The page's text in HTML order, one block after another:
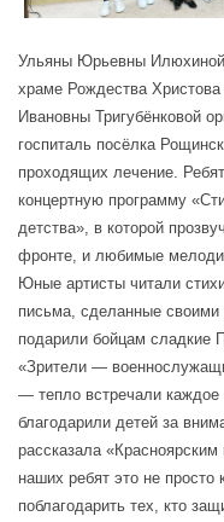
Ульяны Юрьевны
храме Рождества
Ивановны Тригубёнковой
госпиталь посёлка
проходящих лечение.
концертную программу
детства», в которой
фронте, и любимые
Юные артисты читали
письма, сделанные своими
подарили бойцам сладкие
«Зрители —
— тепло встречали каждое
благодарили детей за
рассказала
наших ребят это не
поблагодарить тех, кто